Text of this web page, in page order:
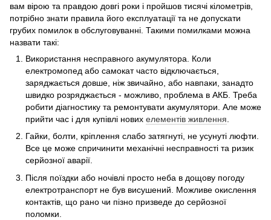
вам вірою та правдою довгі роки і пройшов тисячі кілометрів,
потрібно знати правила його експлуатації та не допускати
грубих помилок в обслуговуванні. Такими помилками можна
назвати такі:
Використання несправного акумулятора. Коли
електромопед або самокат часто відключається,
заряджається довше, ніж звичайно, або навпаки, занадто
швидко розряджається - можливо, проблема в АКБ. Треба
робити діагностику та ремонтувати акумулятори. Але може
прийти час і для купівлі нових елементів живлення
Гайки, болти, кріплення слабо затягнуті, не усунуті люфти.
Все це може спричинити механічні несправності та ризик
серйозної аварії.
Після поїздки або ночівлі просто неба в дощову погоду
електротранспорт не був висушений. Можливе окислення
контактів, що рано чи пізно призведе до серйозної
поломки.